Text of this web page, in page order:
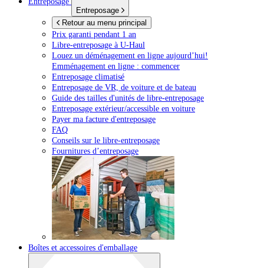
Entreposage
Retour au menu principal
Prix garanti pendant 1 an
Libre-entreposage à U-Haul
Louez un déménagement en ligne aujourd’hui!
Emménagement en ligne : commencer
Entreposage climatisé
Entreposage de VR, de voiture et de bateau
Guide des tailles d'unités de libre-entreposage
Entreposage extérieur/accessible en voiture
Payer ma facture d'entreposage
FAQ
Conseils sur le libre-entreposage
Fournitures d’entreposage
Boîtes et accessoires d'emballage